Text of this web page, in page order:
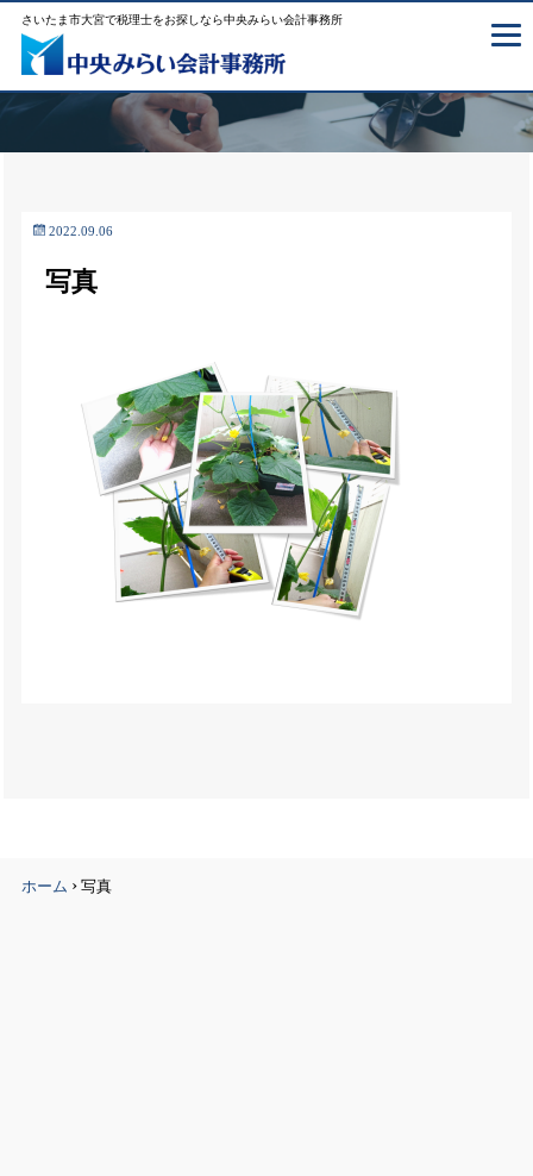
さいたま市大宮で税理士をお探しなら中央みらい会計事務所
2022.09.06
写真
ホーム ›写真